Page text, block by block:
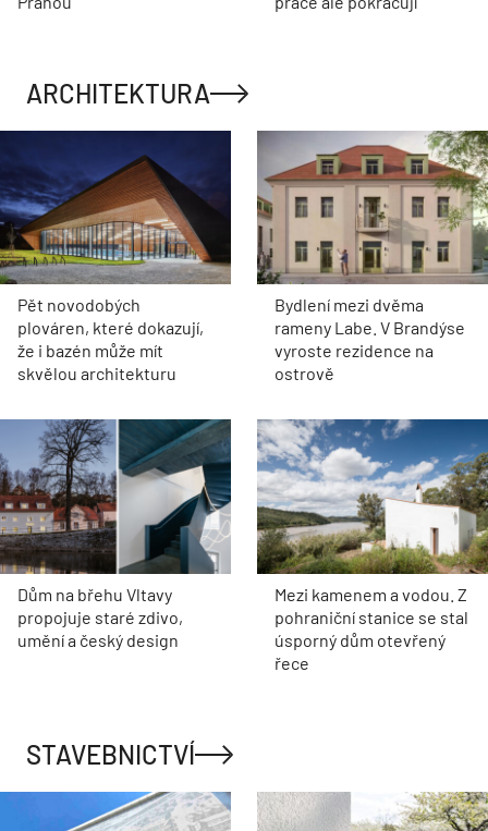
ARCHITEKTURA
Pět novodobých
plováren, které dokazují,
že i bazén může mít
skvělou architekturu
Bydlení mezi dvěma
rameny Labe. V Brandýse
vyroste rezidence na
ostrově
Dům na břehu Vltavy
propojuje staré zdivo,
umění a český design
Mezi kamenem a vodou. Z
pohraniční stanice se stal
úsporný dům otevřený
řece
STAVEBNICTVÍ